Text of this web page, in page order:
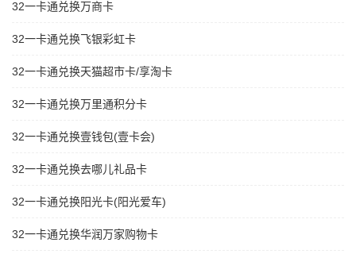
32一卡通兑换万商卡
32一卡通兑换飞银彩虹卡
32一卡通兑换天猫超市卡/享淘卡
32一卡通兑换万里通积分卡
32一卡通兑换壹钱包(壹卡会)
32一卡通兑换去哪儿礼品卡
32一卡通兑换阳光卡(阳光爱车)
32一卡通兑换华润万家购物卡